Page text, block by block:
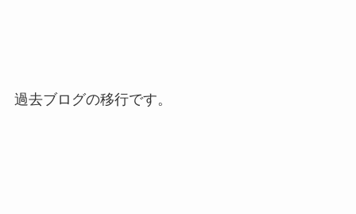
過去ブログの移行です。